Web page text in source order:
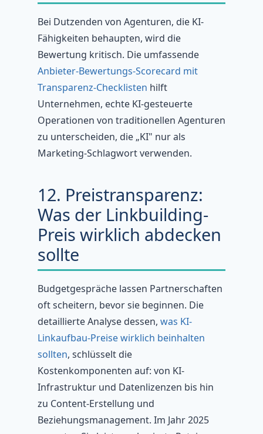
Bei Dutzenden von Agenturen, die KI-
Fähigkeiten behaupten, wird die
Bewertung kritisch. Die umfassende
Anbieter-Bewertungs-Scorecard mit
Transparenz-Checklisten hilft
Unternehmen, echte KI-gesteuerte
Operationen von traditionellen Agenturen
zu unterscheiden, die „KI" nur als
Marketing-Schlagwort verwenden.
12. Preistransparenz:
Was der Linkbuilding-
Preis wirklich abdecken
sollte
Budgetgespräche lassen Partnerschaften
oft scheitern, bevor sie beginnen. Die
detaillierte Analyse dessen, was KI-
Linkaufbau-Preise wirklich beinhalten
sollten, schlüsselt die
Kostenkomponenten auf: von KI-
Infrastruktur und Datenlizenzen bis hin
zu Content-Erstellung und
Beziehungsmanagement. Im Jahr 2025